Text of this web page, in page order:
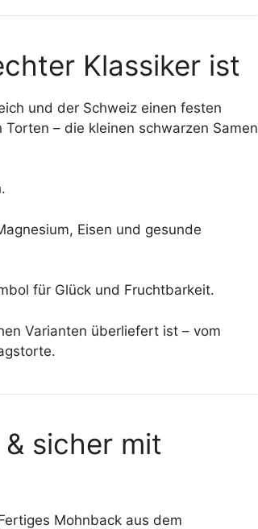
Klassiker ist
und der Schweiz einen festen
– die kleinen schwarzen Samen
Eisen und gesunde
für Glück und Fruchtbarkeit.
Varianten überliefert ist – vom
sicher mit
Mohnback aus dem